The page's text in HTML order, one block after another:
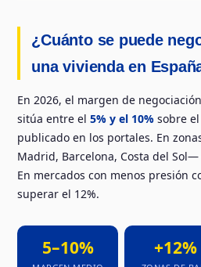
¿Cuánto se puede
una vivienda en
En 2026, el margen de
sitúa entre el5% y el 10% sobre
publicado en los portales. En
Madrid, Barcelona, Costa del
En mercados con menos presión
superar el 12%.
5–10% +12%